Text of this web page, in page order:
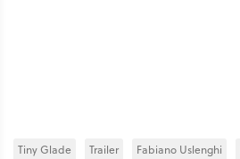
Tiny Glade Trailer Fabiano Uslenghi